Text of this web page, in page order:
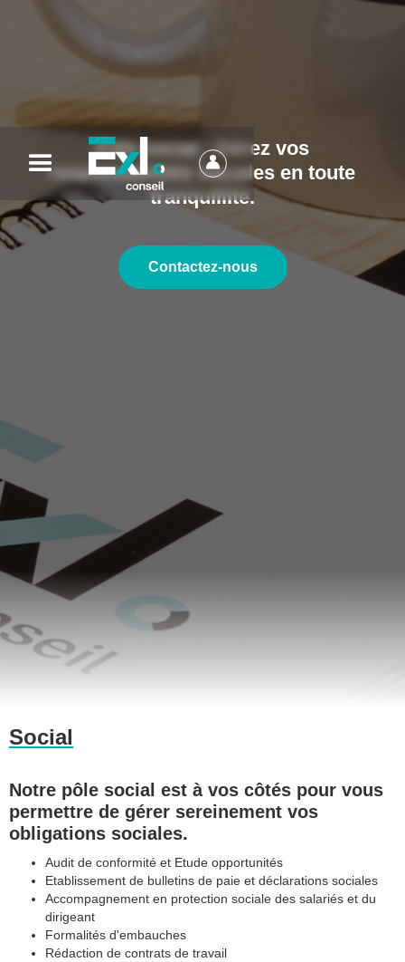
Pôle social : Gérez vos
responsabilités sociales en toute
tranquillité.
Contactez-nous
Social
Notre pôle social est à vos côtés pour vous
permettre de gérer sereinement vos
obligations sociales.
Audit de conformité et Etude opportunités
Etablissement de bulletins de paie et déclarations sociales
Accompagnement en protection sociale des salariés et du
dirigeant
Formalités d'embauches
Rédaction de contrats de travail